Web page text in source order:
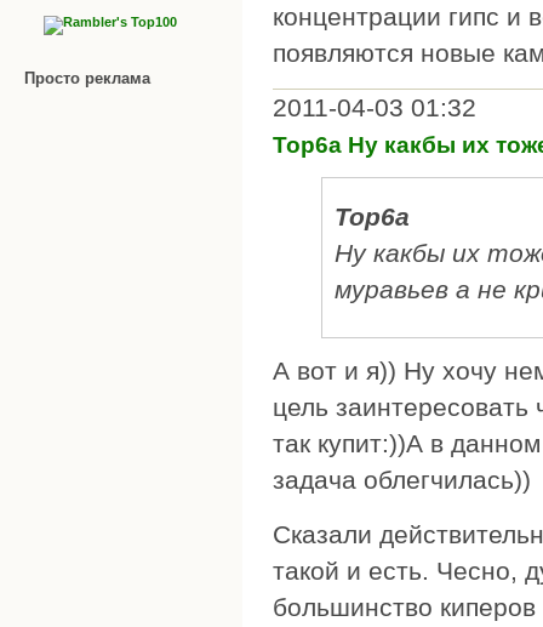
Просто реклама
концентрации гипс и
появляются новые
2011-04-03 01:32
Top6a Ну какбы их
Top6a
Ну какбы их
муравьев а не
А вот и я)) Ну хочу
цель
так купит:))А в
задача облегчилась))
Сказали
такой и есть. Чесно,
большинство